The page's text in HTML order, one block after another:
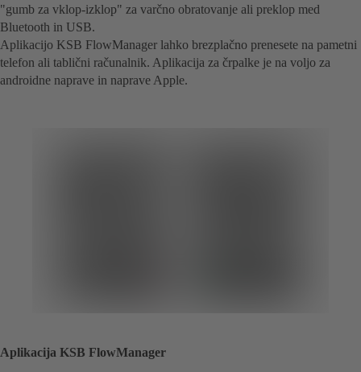
"gumb za vklop-izklop" za varčno obratovanje ali preklop med
Bluetooth in USB.
Aplikacijo KSB FlowManager lahko brezplačno prenesete na pametni
telefon ali tablični računalnik. Aplikacija za črpalke je na voljo za
androidne naprave in naprave Apple.
Aplikacija KSB FlowManager